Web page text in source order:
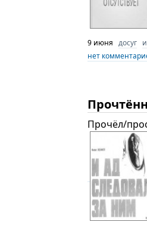
9 июня досуг
нет
Прочёл/